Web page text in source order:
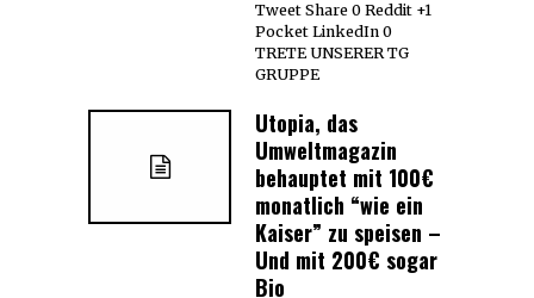
Tweet Share 0 Reddit +1
Pocket LinkedIn 0
TRETE UNSERER TG
GRUPPE
Utopia, das
Umweltmagazin
behauptet mit 100€
monatlich “wie ein
Kaiser” zu speisen –
Und mit 200€ sogar
Bio